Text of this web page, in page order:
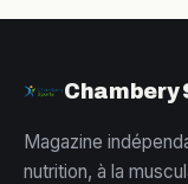
Chambery
Magazine
nutrition, à la